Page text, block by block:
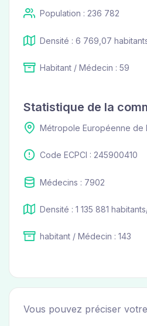
Population : 236 782
Densité : 6 769,07
Habitant / Médecin : 59
Statistique de la
Métropole Européenne de
Code ECPCI : 245900410
Médecins : 7902
Densité : 1 135 881
habitant / Médecin : 143
Vous pouvez préciser